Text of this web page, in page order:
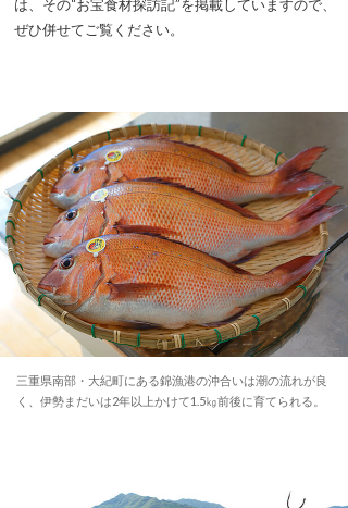
は、その“お宝食材探訪記”を掲載していますので、
ぜひ併せてご覧ください。
三重県南部・大紀町にある錦漁港の沖合いは潮の流れが良
く、伊勢まだいは2年以上かけて1.5㎏前後に育てられる。